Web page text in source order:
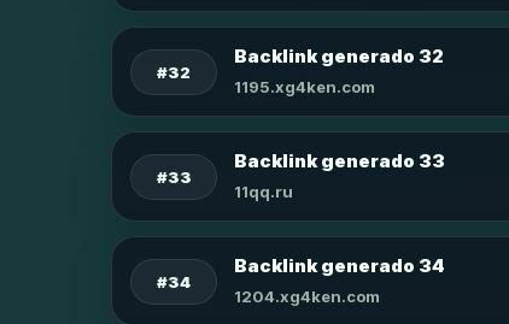
#32
Backlink generado 32
1195.xg4ken.com
#33
Backlink generado 33
11qq.ru
#34
Backlink generado 34
1204.xg4ken.com